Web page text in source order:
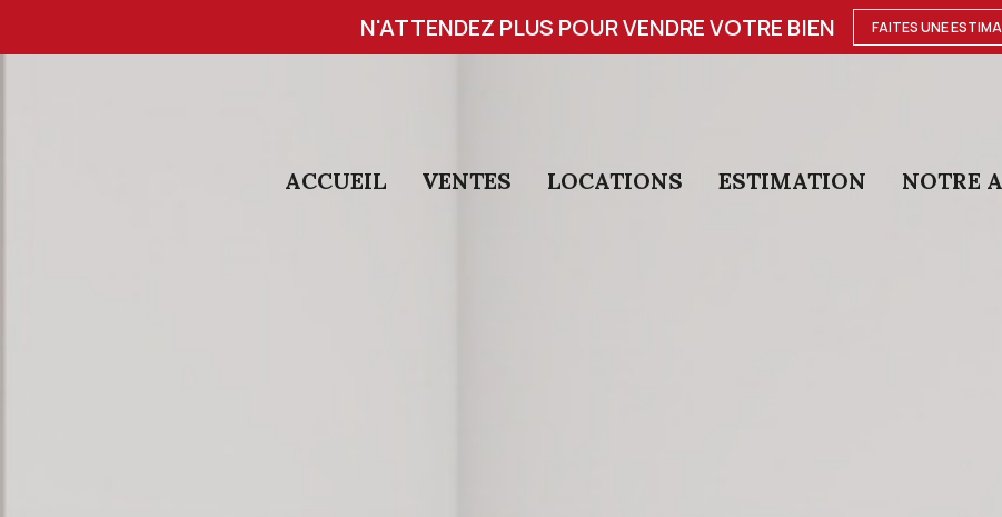
N'ATTENDEZ PLUS POUR VENDRE VOTRE BIEN FAITES UNE
ACCUEIL VENTES LOCATIONS ESTIMATION NOTRE